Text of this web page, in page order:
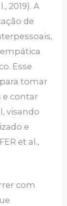
2019). A
de
Esse
tomar
e contar
visando
e
et al.,
com